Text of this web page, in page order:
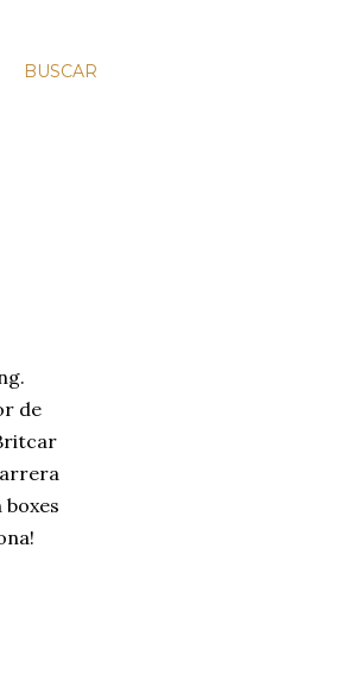
BUSCAR
de